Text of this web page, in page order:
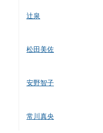
辻泉
松田美佐
安野智子
常川真央